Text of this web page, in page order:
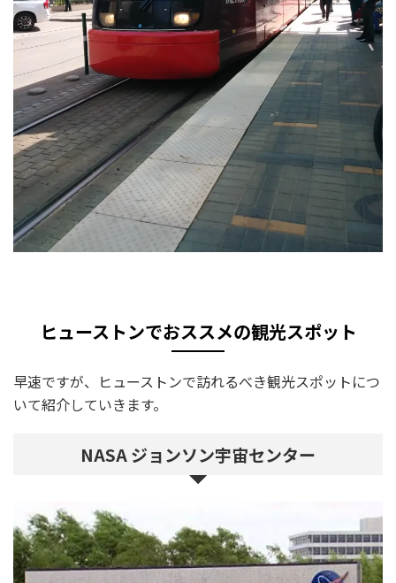
ヒューストンでおススメの観光スポット
早速ですが、ヒューストンで訪れるべき観光スポットにつ
いて紹介していきます。
NASA ジョンソン宇宙センター